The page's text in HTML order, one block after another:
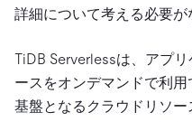
詳細について考える必要が
TiDB Serverlessは、アプ
ースをオンデマンドで利用
基盤となるクラウドリソ